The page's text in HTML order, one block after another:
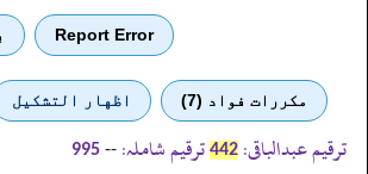
Report Error
مكررات فواد (7) اظهار التشكيل
ترقیم عبدالباقی: 442 ترقیم شاملہ: --
995